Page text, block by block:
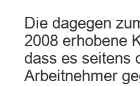
Die dagegen
2008 erhobene
dass es seitens
Arbeitnehmer